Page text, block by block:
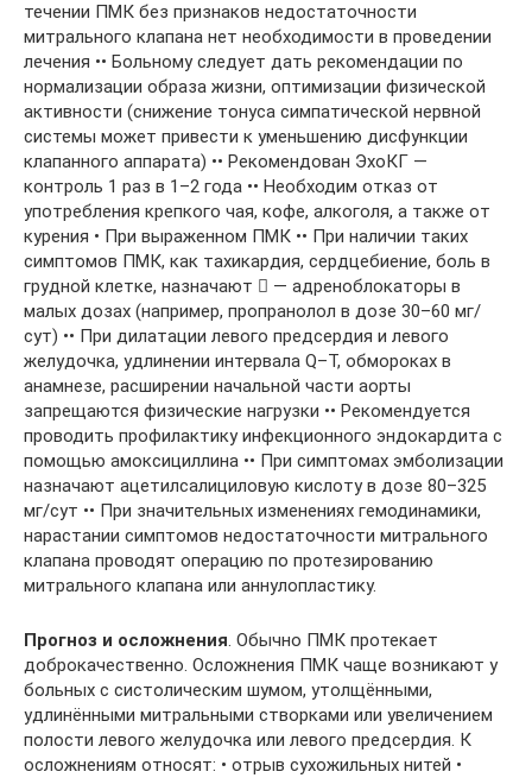
течении ПМК без признаков недостаточности
митрального клапана нет необходимости в проведении
лечения •• Больному следует дать рекомендации по
нормализации образа жизни, оптимизации физической
активности (снижение тонуса симпатической нервной
системы может привести к уменьшению дисфункции
клапанного аппарата) •• Рекомендован ЭхоКГ —
контроль 1 раз в 1–2 года •• Необходим отказ от
употребления крепкого чая, кофе, алкоголя, а также от
курения • При выраженном ПМК •• При наличии таких
симптомов ПМК, как тахикардия, сердцебиение, боль в
грудной клетке, назначают  — адреноблокаторы в
малых дозах (например, пропранолол в дозе 30–60 мг/
сут) •• При дилатации левого предсердия и левого
желудочка, удлинении интервала Q–T, обмороках в
анамнезе, расширении начальной части аорты
запрещаются физические нагрузки •• Рекомендуется
проводить профилактику инфекционного эндокардита с
помощью амоксициллина •• При симптомах эмболизации
назначают ацетилсалициловую кислоту в дозе 80–325
мг/сут •• При значительных изменениях гемодинамики,
нарастании симптомов недостаточности митрального
клапана проводят операцию по протезированию
митрального клапана или аннулопластику.
Прогноз и осложнения. Обычно ПМК протекает
доброкачественно. Осложнения ПМК чаще возникают у
больных с систолическим шумом, утолщёнными,
удлинёнными митральными створками или увеличением
полости левого желудочка или левого предсердия. К
осложнениям относят: • отрыв сухожильных нитей •